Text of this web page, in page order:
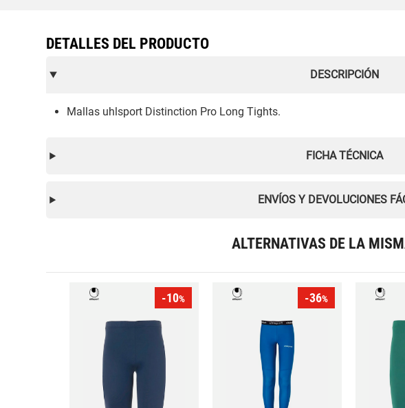
DETALLES DEL PRODUCTO
DESCRIPCIÓN
Mallas uhlsport Distinction Pro Long Tights.
FICHA TÉCNICA
ENVÍOS Y DEVOLUCIONES
ALTERNATIVAS DE LA
-10% -36%